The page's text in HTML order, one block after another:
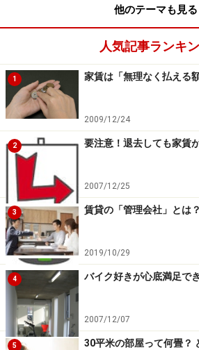
他のテーマも見る
人気記事ランキ
1 家賃は「無理なく払える
2009/12/24
2 要注意！退去しても家賃
2007/12/25
3 賃貸の「管理会社」とは
2019/10/29
4 バイク好きが心底満足で
2007/12/07
5 30平米の部屋って何畳？